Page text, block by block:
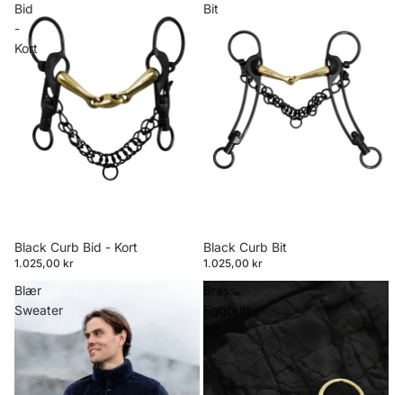
Bid
-
Kort
Black Curb Bid - Kort
1.025,00 kr
Bit
Black Curb Bit
1.025,00 kr
Blær
Sweater
Brass
Eggbutt